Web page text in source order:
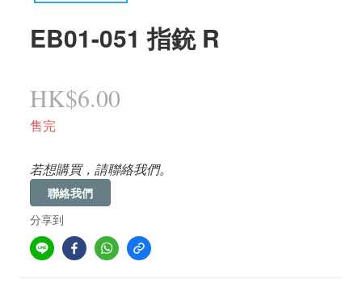
EB01-051 指銃 R
HK$6.00
售完
若想購買，請聯絡我們。
聯絡我們
分享到